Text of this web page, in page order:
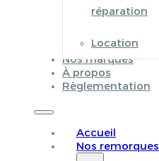
réparation
Location
Nos marques
À propos
Règlementation
Accueil
Nos remorques